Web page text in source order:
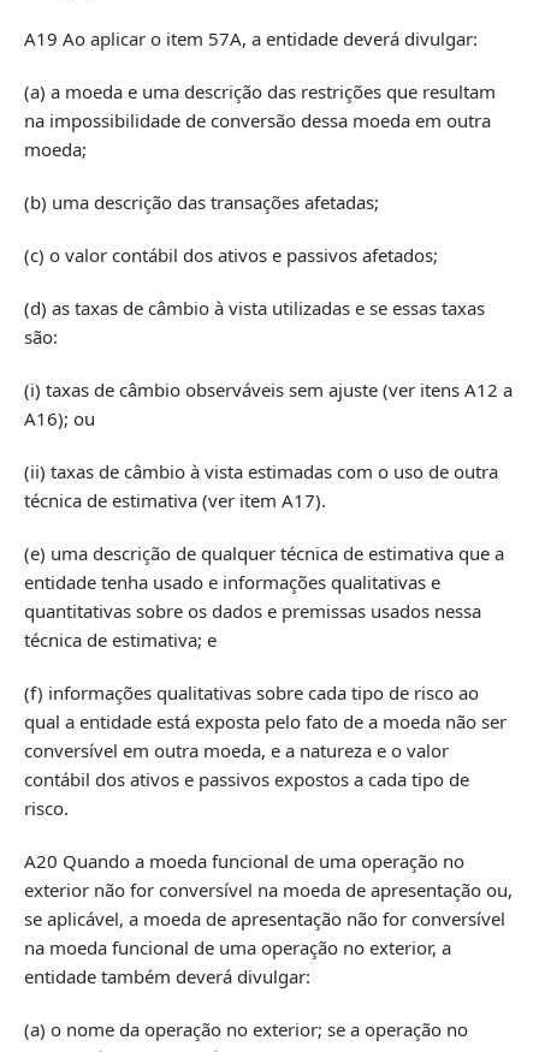
A19 Ao aplicar o item 57A, a entidade deverá divulgar:
(a) a moeda e uma descrição das restrições que resultam
na impossibilidade de conversão dessa moeda em outra
moeda;
(b) uma descrição das transações afetadas;
(c) o valor contábil dos ativos e passivos afetados;
(d) as taxas de câmbio à vista utilizadas e se essas taxas
são:
(i) taxas de câmbio observáveis sem ajuste (ver itens A12 a
A16); ou
(ii) taxas de câmbio à vista estimadas com o uso de outra
técnica de estimativa (ver item A17).
(e) uma descrição de qualquer técnica de estimativa que a
entidade tenha usado e informações qualitativas e
quantitativas sobre os dados e premissas usados nessa
técnica de estimativa; e
(f) informações qualitativas sobre cada tipo de risco ao
qual a entidade está exposta pelo fato de a moeda não ser
conversível em outra moeda, e a natureza e o valor
contábil dos ativos e passivos expostos a cada tipo de
risco.
A20 Quando a moeda funcional de uma operação no
exterior não for conversível na moeda de apresentação ou,
se aplicável, a moeda de apresentação não for conversível
na moeda funcional de uma operação no exterior, a
entidade também deverá divulgar:
(a) o nome da operação no exterior; se a operação no